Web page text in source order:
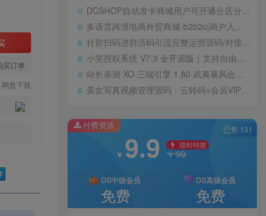
买订单
网盘下载
DCSHOP自动发卡商城用户可开通分店分销，支持实物发货，自带博客功能
多语言跨境电商外贸商城-b2b2c|商户入驻|随机物流|信用分|平台代发
社群扫码进群活码引流完整运营源码/对接免签约支付接口/推广正常绑定下级
小笑授权系统 V7.3 全开源版｜支持自由二次开发
站长亲测 XO 三端引擎 1.80 武夷暴风合击复古传奇手游服务端 魔神领域盘古圣地降魔天堂
美女写真视频管理源码：云转码+会员VIP系统，一键采集+代理系统全支持
付费资源
￥ 9.9 限时特惠
￥99
DS中级会员
免费
DS高级会员
免费
已售 131